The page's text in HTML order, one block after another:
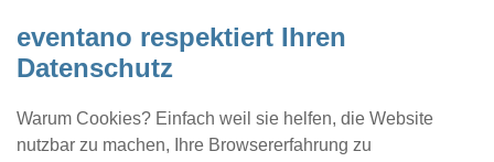
eventano respektiert Ihren
Datenschutz
Warum Cookies? Einfach weil sie helfen, die Website
nutzbar zu machen, Ihre Browsererfahrung zu